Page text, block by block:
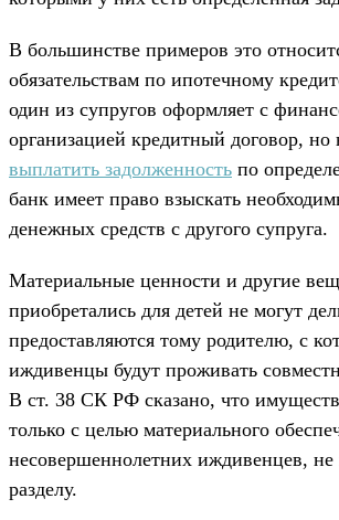
В большинстве примеров это
обязательствам по ипотечному
один из супругов оформляет с
организацией кредитный договор, но
выплатить задолженность по
банк имеет право взыскать
денежных средств с другого супруга.
Материальные ценности и другие
приобретались для детей не могут
предоставляются тому родителю, с
иждивенцы будут проживать
В ст. 38 СК РФ сказано, что
только с целью материального
несовершеннолетних иждивенцев, не
разделу.